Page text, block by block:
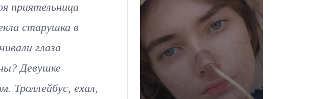
приятельница
старушка в
глаза
Девушке
Троллейбус, ехал,